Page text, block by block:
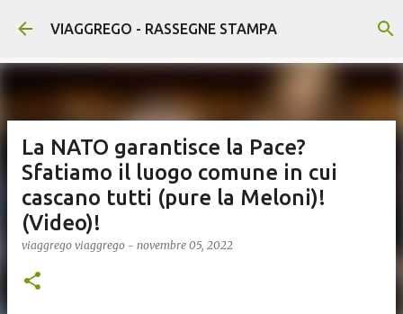
Passa ai contenuti principali
VIAGGREGO - RASSEGNE STAMPA
La NATO garantisce la Pace?
Sfatiamo il luogo comune in cui
cascano tutti (pure la Meloni)!
(Video)!
viaggrego viaggrego - novembre 05, 2022